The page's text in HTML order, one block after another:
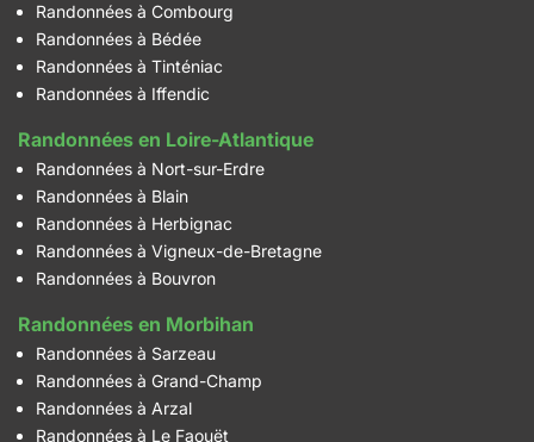
Randonnées à Combourg
Randonnées à Bédée
Randonnées à Tinténiac
Randonnées à Iffendic
Randonnées en Loire-Atlantique
Randonnées à Nort-sur-Erdre
Randonnées à Blain
Randonnées à Herbignac
Randonnées à Vigneux-de-Bretagne
Randonnées à Bouvron
Randonnées en Morbihan
Randonnées à Sarzeau
Randonnées à Grand-Champ
Randonnées à Arzal
Randonnées à Le Faouët